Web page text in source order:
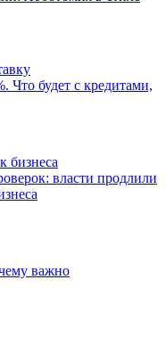
Что будет с кредитами,
власти продлили
важно